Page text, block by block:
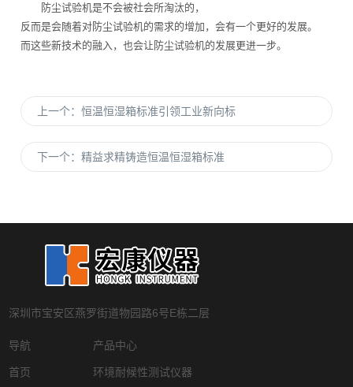
防尘试验机是不会被社会所淘汰的，
反而是会随着对防尘试验机的需求的增加，会有一个更好的发展。
而这些新技术的融入，也会让防尘试验机的发展更进一步。
上一个：恒温恒湿箱标准引领工业新向标
下一个：精益求精铸造恒温恒湿箱标准
深圳市宝安区燕罗街道物园路6号E栋二层
导航
首页
产品中心
环境耐候性测试仪器